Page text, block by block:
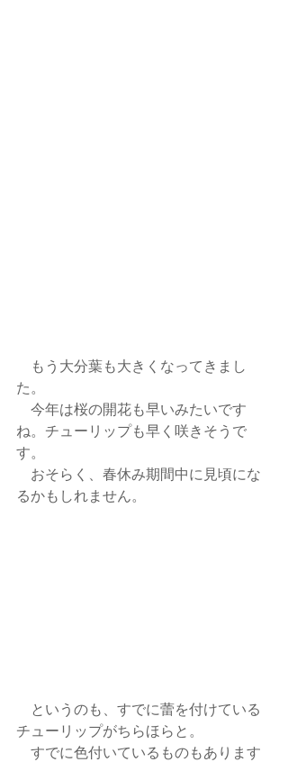
もう大分葉も大きくなってきまし
た。
今年は桜の開花も早いみたいです
ね。チューリップも早く咲きそうで
す。
おそらく、春休み期間中に見頃にな
るかもしれません。
というのも、すでに蕾を付けている
チューリップがちらほらと。
すでに色付いているものもあります